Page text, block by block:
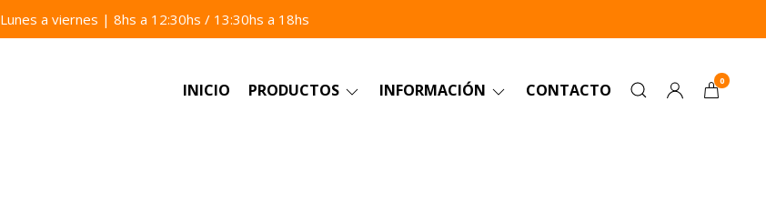
Lunes a viernes | 8hs a 12:30hs / 13:30hs a 18hs
INICIO PRODUCTOS INFORMACIÓN CONTACTO 0